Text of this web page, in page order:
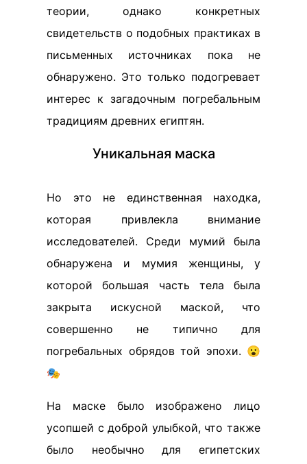
теории, однако конкретных
свидетельств о подобных практиках в
письменных источниках пока не
обнаружено. Это только подогревает
интерес к загадочным погребальным
традициям древних египтян.
Уникальная маска
Но это не единственная находка,
которая привлекла внимание
исследователей. Среди мумий была
обнаружена и мумия женщины, у
которой большая часть тела была
закрыта искусной маской, что
совершенно не типично для
погребальных обрядов той эпохи. 😮
🎭
На маске было изображено лицо
усопшей с доброй улыбкой, что также
было необычно для египетских